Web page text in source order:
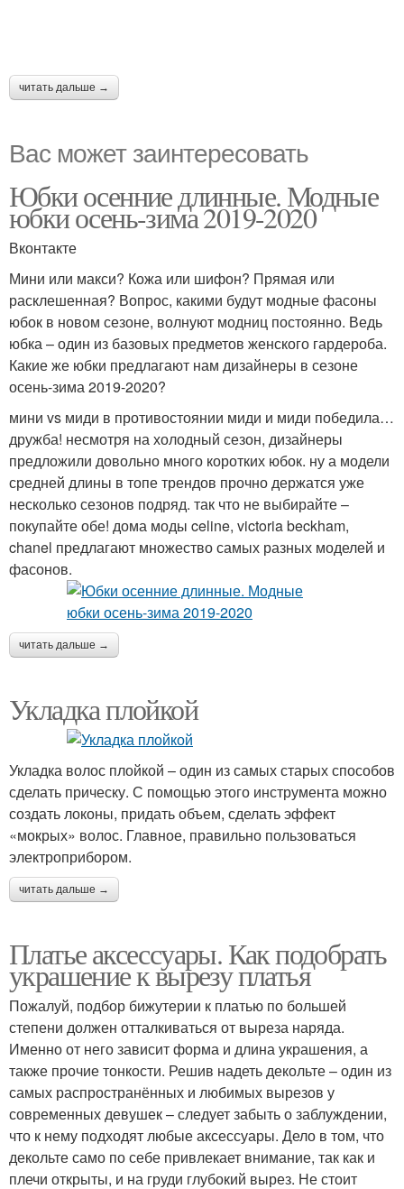
читать дальше →
Вас может заинтересовать
Юбки осенние длинные. Модные
юбки осень-зима 2019-2020
Вконтакте
Мини или макси? Кожа или шифон? Прямая или
расклешенная? Вопрос, какими будут модные фасоны
юбок в новом сезоне, волнуют модниц постоянно. Ведь
юбка – один из базовых предметов женского гардероба.
Какие же юбки предлагают нам дизайнеры в сезоне
осень-зима 2019-2020?
мини vs миди в противостоянии миди и миди победила…
дружба! несмотря на холодный сезон, дизайнеры
предложили довольно много коротких юбок. ну а модели
средней длины в топе трендов прочно держатся уже
несколько сезонов подряд. так что не выбирайте –
покупайте обе! дома моды celine, victoria beckham,
chanel предлагают множество самых разных моделей и
фасонов.
читать дальше →
Укладка плойкой
Укладка волос плойкой – один из самых старых способов
сделать прическу. С помощью этого инструмента можно
создать локоны, придать объем, сделать эффект
«мокрых» волос. Главное, правильно пользоваться
электроприбором.
читать дальше →
Платье аксессуары. Как подобрать
украшение к вырезу платья
Пожалуй, подбор бижутерии к платью по большей
степени должен отталкиваться от выреза наряда.
Именно от него зависит форма и длина украшения, а
также прочие тонкости. Решив надеть декольте – один из
самых распространённых и любимых вырезов у
современных девушек – следует забыть о заблуждении,
что к нему подходят любые аксессуары. Дело в том, что
декольте само по себе привлекает внимание, так как и
плечи открыты, и на груди глубокий вырез. Не стоит